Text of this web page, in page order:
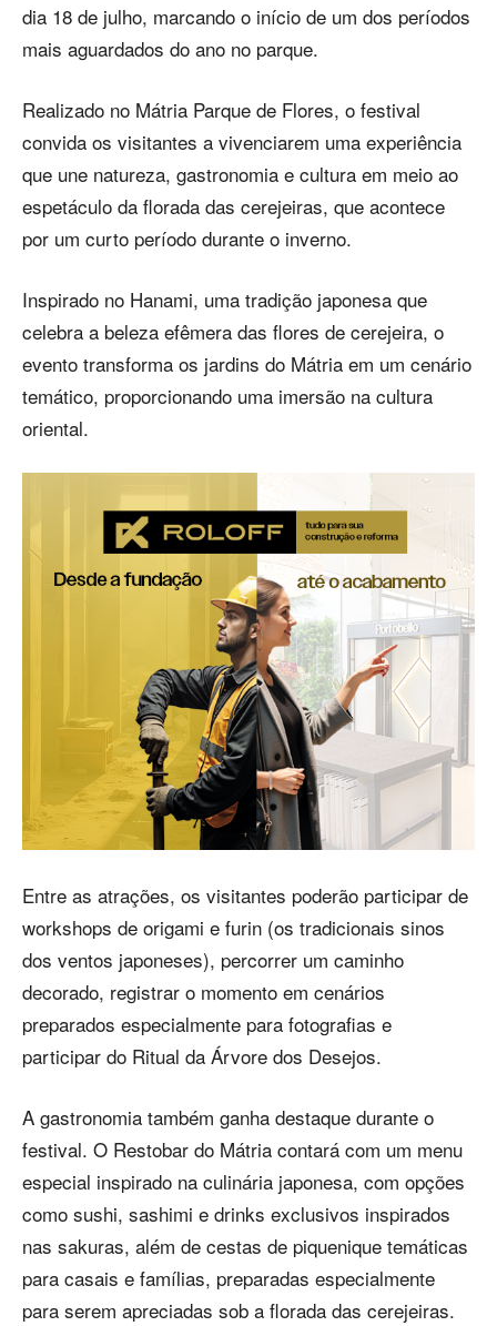
dia 18 de julho, marcando o início de um dos períodos
mais aguardados do ano no parque.
Realizado no Mátria Parque de Flores, o festival
convida os visitantes a vivenciarem uma experiência
que une natureza, gastronomia e cultura em meio ao
espetáculo da florada das cerejeiras, que acontece
por um curto período durante o inverno.
Inspirado no Hanami, uma tradição japonesa que
celebra a beleza efêmera das flores de cerejeira, o
evento transforma os jardins do Mátria em um cenário
temático, proporcionando uma imersão na cultura
oriental.
Entre as atrações, os visitantes poderão participar de
workshops de origami e furin (os tradicionais sinos
dos ventos japoneses), percorrer um caminho
decorado, registrar o momento em cenários
preparados especialmente para fotografias e
participar do Ritual da Árvore dos Desejos.
A gastronomia também ganha destaque durante o
festival. O Restobar do Mátria contará com um menu
especial inspirado na culinária japonesa, com opções
como sushi, sashimi e drinks exclusivos inspirados
nas sakuras, além de cestas de piquenique temáticas
para casais e famílias, preparadas especialmente
para serem apreciadas sob a florada das cerejeiras.